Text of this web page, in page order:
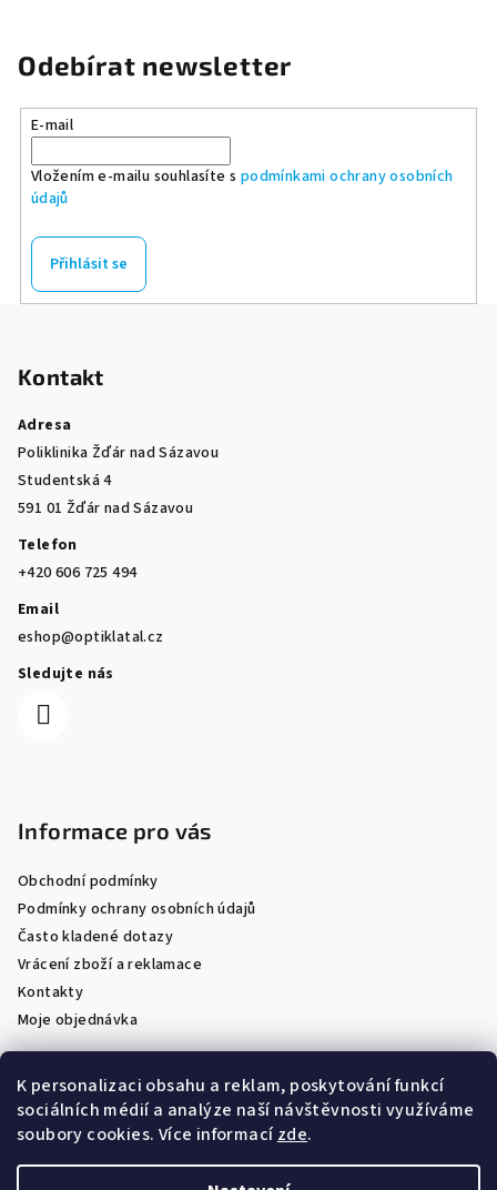
K personalizaci obsahu a reklam, poskytování funkcí
sociálních médií a analýze naší návštěvnosti využíváme
soubory cookies. Více informacízde.
Odebírat newsletter
E-mail
Vložením e-mailu souhlasíte s podmínkami ochrany osobních
údajů
Přihlásit se
Kontakt
Adresa
Poliklinika Žďár nad Sázavou
Studentská 4
591 01 Žďár nad Sázavou
Telefon
+420 606 725 494
Email
eshop@optiklatal.cz
Sledujte nás
Informace pro vás
Obchodní podmínky
Podmínky ochrany osobních údajů
Často kladené dotazy
Vrácení zboží a reklamace
Kontakty
Moje objednávka
Facebook